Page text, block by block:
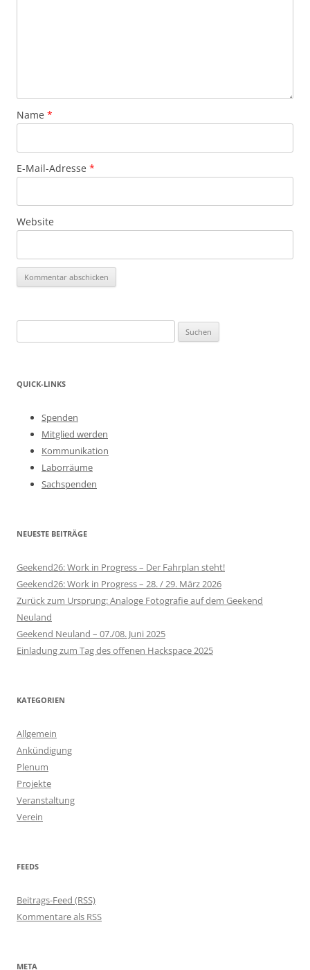
Name *
E-Mail-Adresse *
Website
nach:
QUICK-LINKS
Spenden
Mitglied werden
Kommunikation
Laborräume
Sachspenden
NEUESTE BEITRÄGE
Geekend26: Work in Progress – Der Fahrplan steht!
Geekend26: Work in Progress – 28. / 29. März 2026
Zurück zum Ursprung: Analoge Fotografie auf dem Geekend
Neuland
Geekend Neuland – 07./08. Juni 2025
Einladung zum Tag des offenen Hackspace 2025
KATEGORIEN
Allgemein
Ankündigung
Plenum
Projekte
Veranstaltung
Verein
FEEDS
Beitrags-Feed (RSS)
Kommentare als RSS
META